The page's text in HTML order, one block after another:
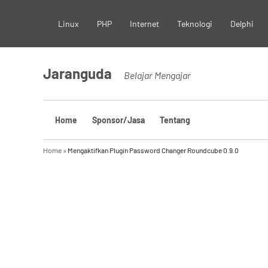
content
Linux PHP Internet Teknologi Delphi
Jaranguda Belajar Mengajar
Home Sponsor/Jasa Tentang
Home » Mengaktifkan Plugin Password Changer Roundcube 0.9.0